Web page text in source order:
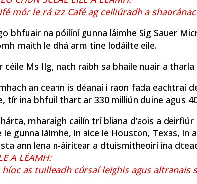
mór le rá Izz Café ag ceiliúradh a
bhfuair na póilíní gunna láimhe Sig Sauer
maith le dhá arm tine lódáilte eile.
céile Ms Ilg, nach raibh sa bhaile nuair a
an ceann is déanaí i raon fada eachtraí
tír ina bhfuil thart ar 330 milliún duine agus
mharaigh cailín trí bliana d’aois a deirfiúr
gunna láimhe, in aice le Houston, Texas, in
ann lena n-áirítear a dtuismitheoirí ina
A LÉAMH:
híoc as tuilleadh cúrsaí leighis agus altranais